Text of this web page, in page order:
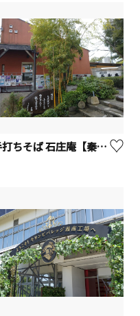
手打ちそば 石庄庵【秦野市】